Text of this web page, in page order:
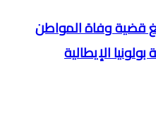
قضية وفاة المواطن
الإيطالية